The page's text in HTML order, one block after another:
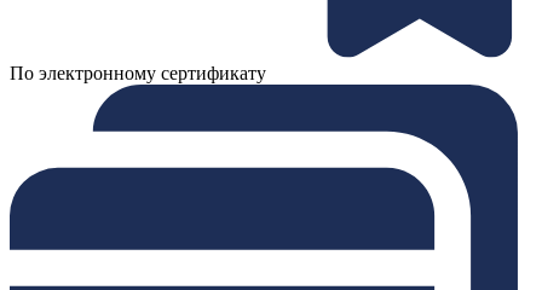
По электронному сертификату